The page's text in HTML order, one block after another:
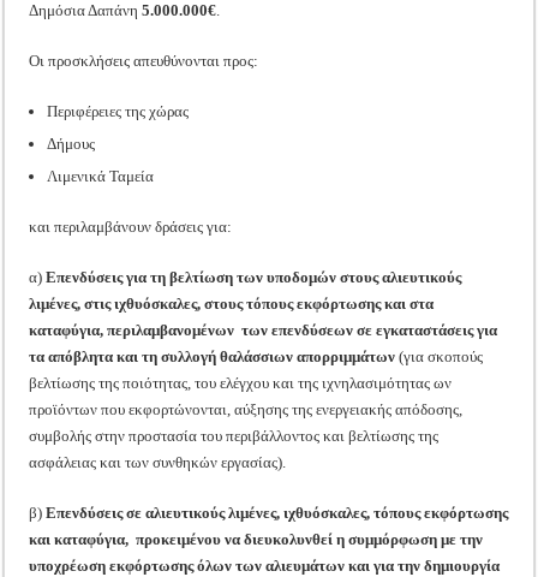
Δημόσια Δαπάνη5.000.000€.
Οι προσκλήσεις απευθύνονται προς:
Περιφέρειες της χώρας
Δήμους
Λιμενικά Ταμεία
και περιλαμβάνουν δράσεις για:
α)Επενδύσεις για τη βελτίωση των υποδομών στους αλιευτικούς
λιμένες, στις ιχθυόσκαλες, στους τόπους εκφόρτωσης και στα
καταφύγια, περιλαμβανομένων των επενδύσεων σε εγκαταστάσεις για
τα απόβλητα και τη συλλογή θαλάσσιων απορριμμάτων (για σκοπούς
βελτίωσης της ποιότητας, του ελέγχου και της ιχνηλασιμότητας ων
προϊόντων που εκφορτώνονται, αύξησης της ενεργειακής απόδοσης,
συμβολής στην προστασία του περιβάλλοντος και βελτίωσης της
ασφάλειας και των συνθηκών εργασίας).
β)Επενδύσεις σε αλιευτικούς λιμένες, ιχθυόσκαλες, τόπους εκφόρτωσης
και καταφύγια, προκειμένου να διευκολυνθεί η συμμόρφωση με την
υποχρέωση εκφόρτωσης όλων των αλιευμάτων και για την δημιουργία